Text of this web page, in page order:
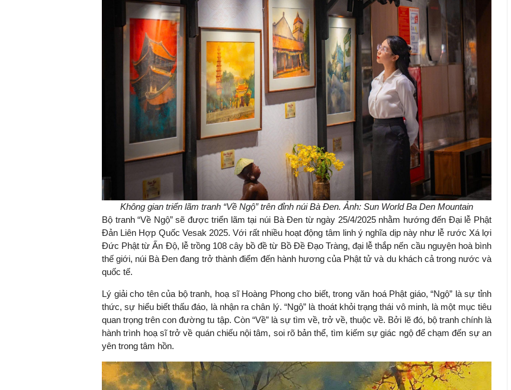
Không gian triển lãm tranh “Về Ngộ” trên đỉnh núi Bà Đen. Ảnh: Sun World Ba Den Mountain
Bộ tranh “Về Ngộ” sẽ được triển lãm tại núi Bà Đen từ ngày 25/4/2025 nhằm hướng đến Đại lễ Phật
Đản Liên Hợp Quốc Vesak 2025. Với rất nhiều hoạt động tâm linh ý nghĩa dịp này như lễ rước Xá lợi
Đức Phật từ Ấn Độ, lễ trồng 108 cây bồ đề từ Bồ Đề Đạo Tràng, đại lễ thắp nến cầu nguyện hoà bình
thế giới, núi Bà Đen đang trở thành điểm đến hành hương của Phật tử và du khách cả trong nước và
quốc tế.
Lý giải cho tên của bộ tranh, hoạ sĩ Hoàng Phong cho biết, trong văn hoá Phật giáo, “Ngộ” là sự tỉnh
thức, sự hiểu biết thấu đáo, là nhận ra chân lý. “Ngộ” là thoát khỏi trạng thái vô minh, là một mục tiêu
quan trọng trên con đường tu tập. Còn “Về” là sự tìm về, trở về, thuộc về. Bởi lẽ đó, bộ tranh chính là
hành trình hoạ sĩ trở về quán chiếu nội tâm, soi rõ bản thể, tìm kiếm sự giác ngộ để chạm đến sự an
yên trong tâm hồn.
TS. Nguyễn Đức Độ - Phó Viện trưởng
Viện Kinh tế Tài chính
"Có rất nhiều việc phải làm
ngay từ bây giờ và trên thực tế
đang được tiến hành như tăng
đầu tư cho khoa học công
nghệ; ban hành các cơ chế
khuyến khích đổi mới sáng tạo,
khởi nghiệp..."
Việc sử dụng hiệu quả chính
sách tài khóa không chỉ mang ý
nghĩa hỗ trợ ngắn hạn mà còn
đóng vai trò tạo nền tảng cho
tăng trưởng bền vững dài hạn.